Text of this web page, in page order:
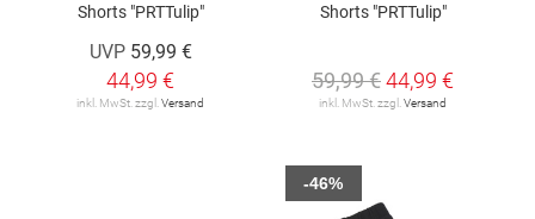
Shorts "PRTTulip"
UVP 59,99 €
44,99 €
inkl. MwSt. zzgl. Versand
Shorts "PRTTulip"
59,99 €44,99 €
inkl. MwSt. zzgl. Versand
-46%